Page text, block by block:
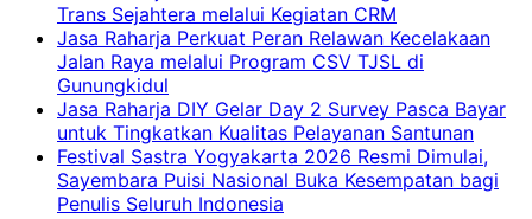
Trans Sejahtera melalui Kegiatan CRM
Jasa Raharja Perkuat Peran Relawan Kecelakaan
Jalan Raya melalui Program CSV TJSL di
Gunungkidul
Jasa Raharja DIY Gelar Day 2 Survey Pasca Bayar
untuk Tingkatkan Kualitas Pelayanan Santunan
Festival Sastra Yogyakarta 2026 Resmi Dimulai,
Sayembara Puisi Nasional Buka Kesempatan bagi
Penulis Seluruh Indonesia